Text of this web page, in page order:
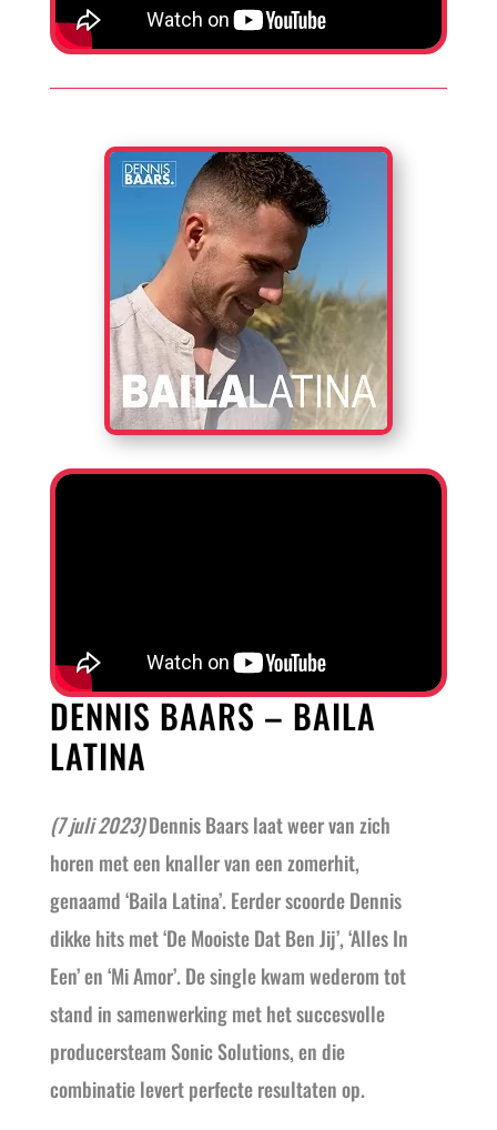
DENNIS BAARS – BAILA
LATINA
(7 juli 2023)Dennis Baars laat weer van zich
horen met een knaller van een zomerhit,
genaamd ‘Baila Latina’. Eerder scoorde Dennis
dikke hits met ‘De Mooiste Dat Ben Jij’, ‘Alles In
Een’ en ‘Mi Amor’. De single kwam wederom tot
stand in samenwerking met het succesvolle
producersteam Sonic Solutions, en die
combinatie levert perfecte resultaten op.